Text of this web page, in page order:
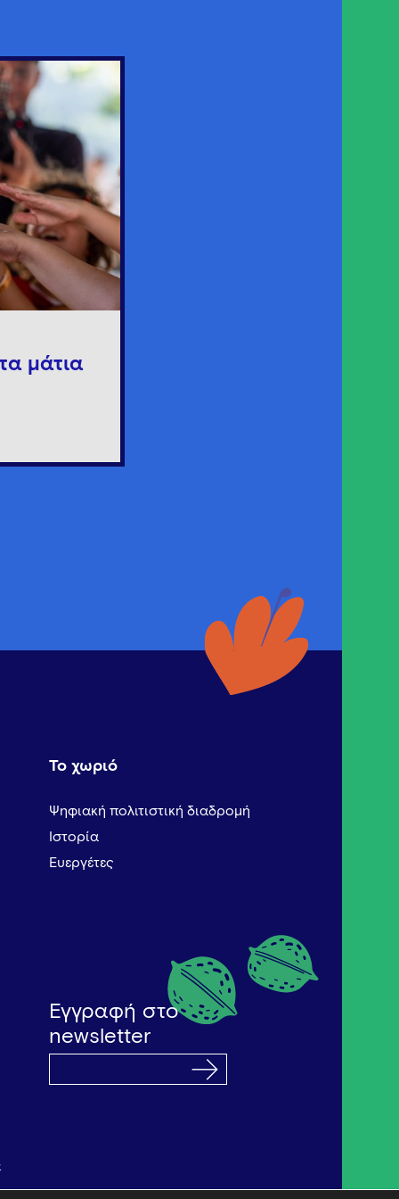
μάτια
Το χωριό
Ψηφιακή πολιτιστική διαδρομή
Ιστορία
Ευεργέτες
Εγγραφή στο
newsletter